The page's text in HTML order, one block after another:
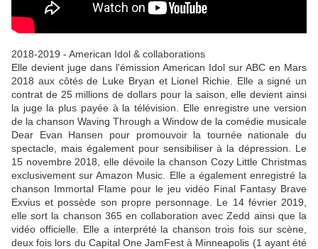
2018-2019 - American Idol & collaborations
Elle devient juge dans l'émission American Idol sur ABC en Mars
2018 aux côtés de Luke Bryan et Lionel Richie. Elle a signé un
contrat de 25 millions de dollars pour la saison, elle devient ainsi
la juge la plus payée à la télévision. Elle enregistre une version
de la chanson Waving Through a Window de la comédie musicale
Dear Evan Hansen pour promouvoir la tournée nationale du
spectacle, mais également pour sensibiliser à la dépression. Le
15 novembre 2018, elle dévoile la chanson Cozy Little Christmas
exclusivement sur Amazon Music. Elle a également enregistré la
chanson Immortal Flame pour le jeu vidéo Final Fantasy Brave
Exvius et possède son propre personnage. Le 14 février 2019,
elle sort la chanson 365 en collaboration avec Zedd ainsi que la
vidéo officielle. Elle a interprété la chanson trois fois sur scène,
deux fois lors du Capital One JamFest à Minneapolis (1 ayant été